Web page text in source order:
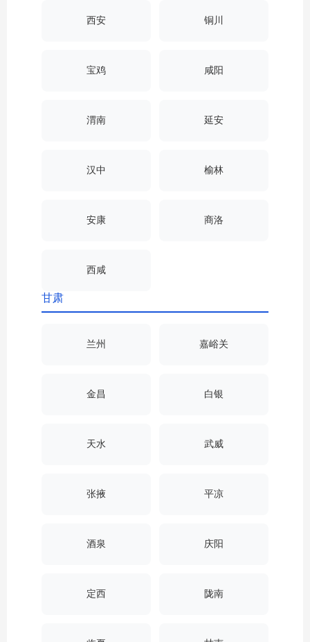
西安 铜川
宝鸡 咸阳
渭南 延安
汉中 榆林
安康 商洛
西咸
甘肃
兰州 嘉峪关
金昌 白银
天水 武威
张掖 平凉
酒泉 庆阳
定西 陇南